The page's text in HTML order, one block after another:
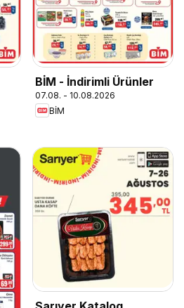
BİM - İndirimli Ürünler
07.08. - 10.08.2026
BİM